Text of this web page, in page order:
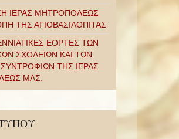
ΙΕΡΑΣ ΜΗΤΡΟΠΟΛΕΩΣ
ΤΗΣ ΑΓΙΟΒΑΣΙΛΟΠΙΤΑΣ
ΕΟΡΤΕΣ ΤΩΝ
ΣΧΟΛΕΙΩΝ ΚΑΙ ΤΩΝ
ΤΗΣ ΙΕΡΑΣ
ΜΑΣ.